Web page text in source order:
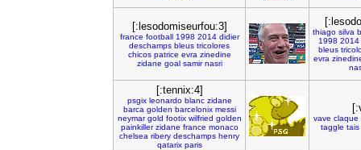
[:lesodomiseurfou:3]
france football 1998 2014 didier
deschamps bleus tricolores
chicos patrice evra zinedine
zidane goal samir nasri
thiago silva
1998 2014
bleus
evra
[:tennix:4]
psgix leonardo blanc zidane
barca golden barcelonix messi
neymar gold footix wilfried golden
painkiller zidane france monaco
chelsea ribery deschamps henry
qatarix paris
vave claque
taggle tais